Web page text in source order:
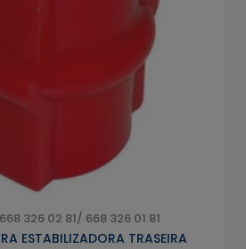
326 02 81/ 668 326 01 81
ESTABILIZADORA TRASEIRA